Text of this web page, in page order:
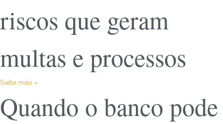
riscos que geram
multas e processos
Saiba mais »
Quando o banco pode